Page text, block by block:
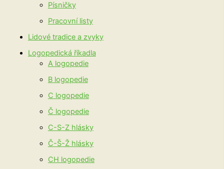
Písničky
Pracovní listy
Lidové tradice a zvyky
Logopedická říkadla
A logopedie
B logopedie
C logopedie
Č logopedie
C-S-Z hlásky
Č-Š-Ž hlásky
CH logopedie